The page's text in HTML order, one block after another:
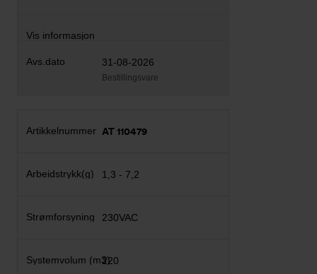
31-08-2026
Bestillingsvare
AT 110479
1,3 - 7,2
230VAC
220